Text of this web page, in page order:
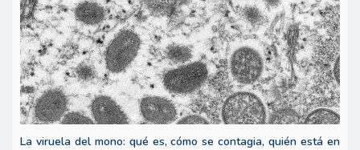
La viruela del mono: qué es, cómo se contagia, quién está en